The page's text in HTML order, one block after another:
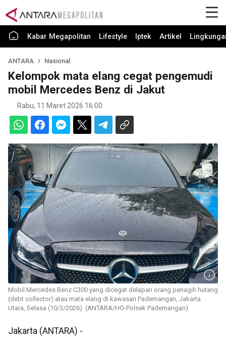
Kabar Megapolitan Lifestyle Iptek Artikel
ANTARA Nasional
Kelompok mata elang cegat pengemudi
mobil Mercedes Benz di Jakut
Rabu, 11 Maret 2026 16:00
Mobil Mercedes Benz C300 yang dicegat delapan orang penagih hutang
(debt collector) atau mata elang di kawasan Pademangan, Jakarta
Utara, Selasa (10/3/2026). (ANTARA/HO-Polsek Pademangan).
Jakarta (ANTARA) -